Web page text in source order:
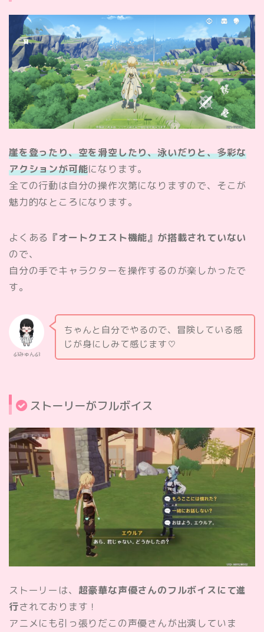
崖を登ったり、空を滑空したり、泳いだりと、多彩な
アクションが可能になります。
全ての行動は自分の操作次第になりますので、そこが
魅力的なところになります。
よくある 『オートクエスト機能』が搭載されていない
ので、
自分の手でキャラクターを操作するのが楽しかったで
す。
໒꒱みゅん໒꒱
ちゃんと自分でやるので、冒険している感
じが身にしみて感じます♡
ストーリーがフルボイス
ストーリーは、 超豪華な声優さんのフルボイスにて進
行されております！
アニメにも引っ張りだこの声優さんが出演していま